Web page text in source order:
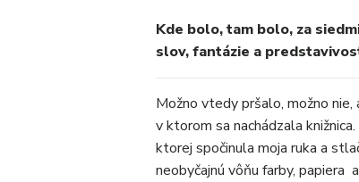
Kde bolo, tam bolo, za
slov, fantázie a
Možno vtedy pršalo, možno
v ktorom sa nachádzala
ktorej spočinula moja ruka a
neobyčajnú vôňu farby, papiera